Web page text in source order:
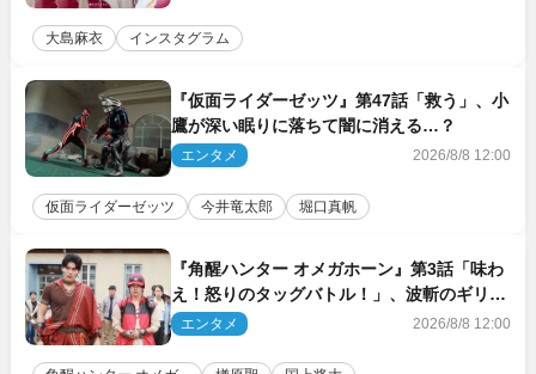
大島麻衣 インスタグラム
『仮面ライダーゼッツ』第47話「救う」、小
鷹が深い眠りに落ちて闇に消える…？
エンタメ 2026/8/8 12:00
仮面ライダーゼッツ 今井竜太郎 堀口真帆
『角醒ハンター オメガホーン』第3話「味わ
え！怒りのタッグバトル！」、波斬のギリコ
がハンターバトルを挑んできた！
エンタメ 2026/8/8 12:00